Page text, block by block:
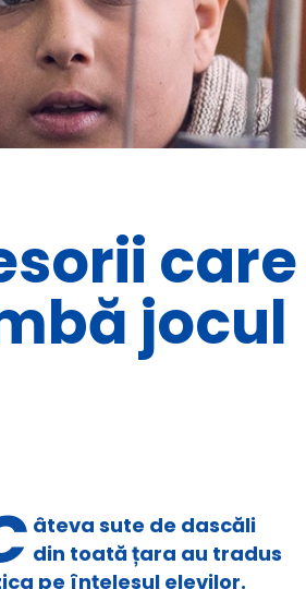
care
jocul
âteva sute de dascăli
din toată țara au tradus
pe înțelesul elevilor.